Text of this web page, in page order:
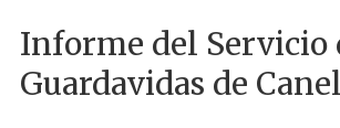
Informe del Servicio
Guardavidas de